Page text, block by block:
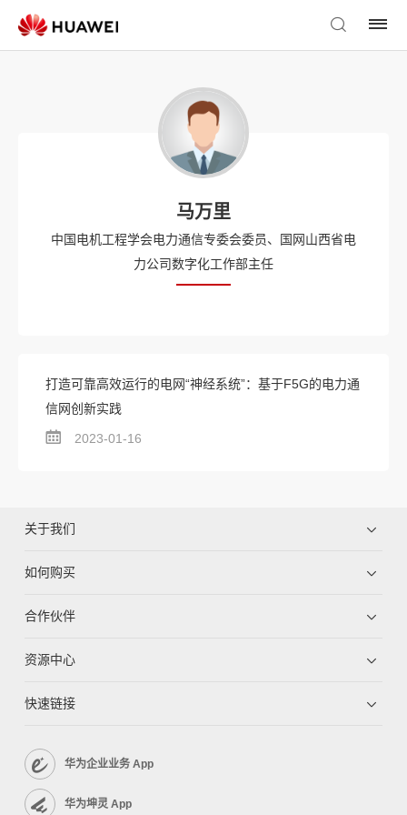
马万里
中国电机工程学会电力通信专委会委员、国网山西省电
力公司数字化工作部主任
打造可靠高效运行的电网“神经系统”：基于F5G的电力通
信网创新实践
2023-01-16
关于我们
如何购买
合作伙伴
资源中心
快速链接
华为企业业务 App
华为坤灵 App